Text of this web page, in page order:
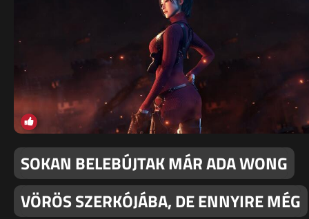
SOKAN BELEBÚJTAK MÁR ADA WONG
VÖRÖS SZERKÓJÁBA, DE ENNYIRE MÉG